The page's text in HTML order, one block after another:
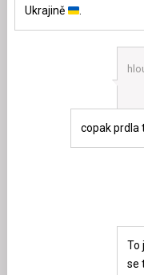
Ukrajině
.
copak prdla
To
se